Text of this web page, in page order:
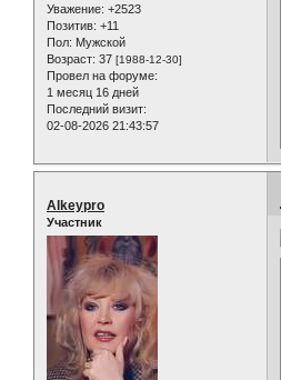
Уважение: +2523
Позитив: +11
Пол: Мужской
Возраст: 37 [1988-12-30]
Провел на форуме:
1 месяц 16 дней
Последний визит:
02-08-2026 21:43:57
Alkeypro
Участник